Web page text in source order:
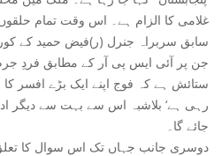
غلامی کا الزام ہے۔ اس وقت تمام
سابق سربراہ جنرل (ر)فیض حمید کے
جن پر آئی ایس پی آر کے مطابق فردِ
ستائش ہے کہ فوج اپنے ایک بڑے افسر کا
رہی ہے‘ بلاشبہ اس سے بہت سے دیگر
جائے گا۔
دوسری جانب جہاں تک اس سوال کا